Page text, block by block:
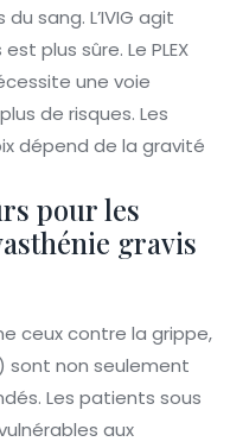
sang. L’IVIG agit
plus sûre. Le PLEX
une voie
de risques. Les
dépend de la gravité
pour les
gravis
ceux contre la grippe,
sont non seulement
Les patients sous
aux